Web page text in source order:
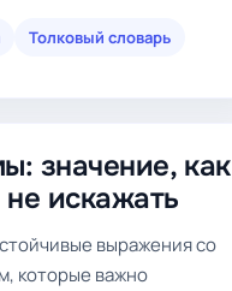
Толковый словарь
значение, как
искажать
выражения со
которые важно